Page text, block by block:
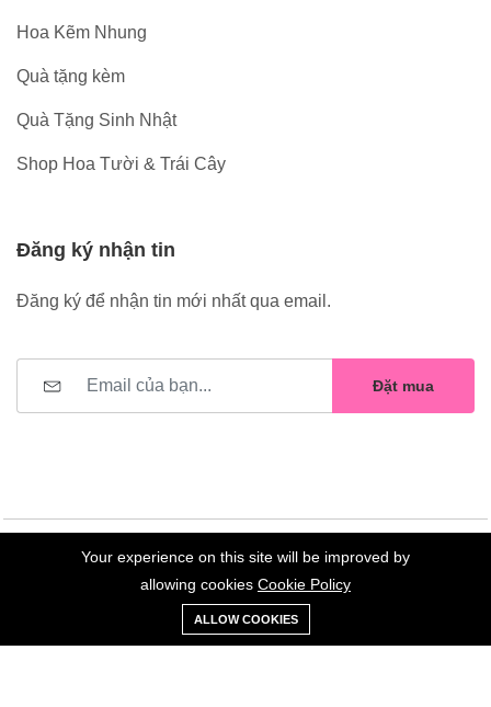
Hoa Kẽm Nhung
Quà tặng kèm
Quà Tặng Sinh Nhật
Shop Hoa Tười & Trái Cây
Đăng ký nhận tin
Đăng ký để nhận tin mới nhất qua email.
Đặt mua
©2023 Hoa Nelly . All Rights Reserved.
0
Xe
đẩy
Danh sách
yêu thích
Your experience on this site will be improved by
allowing cookies Cookie Policy
ALLOW COOKIES